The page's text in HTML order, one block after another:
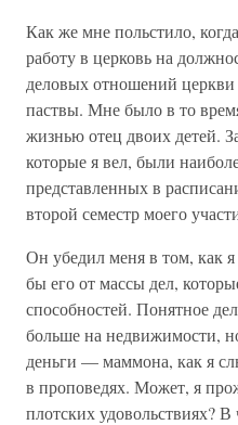
Как же мне польстило,
работу в церковь на
деловых отношений
паствы. Мне было в то
жизнью отец двоих детей.
которые я вел, были
представленных в
второй семестр моего
Он убедил меня в том, как
бы его от массы дел,
способностей. Понятное
больше на недвижимости,
деньги — маммона, как я
в проповедях. Может, я
плотских удовольствиях?